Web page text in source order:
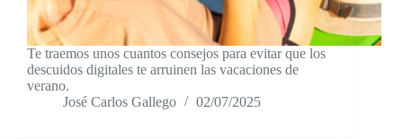
Te traemos unos cuantos consejos para evitar que los
descuidos digitales te arruinen las vacaciones de
verano.
José Carlos Gallego
02/07/2025